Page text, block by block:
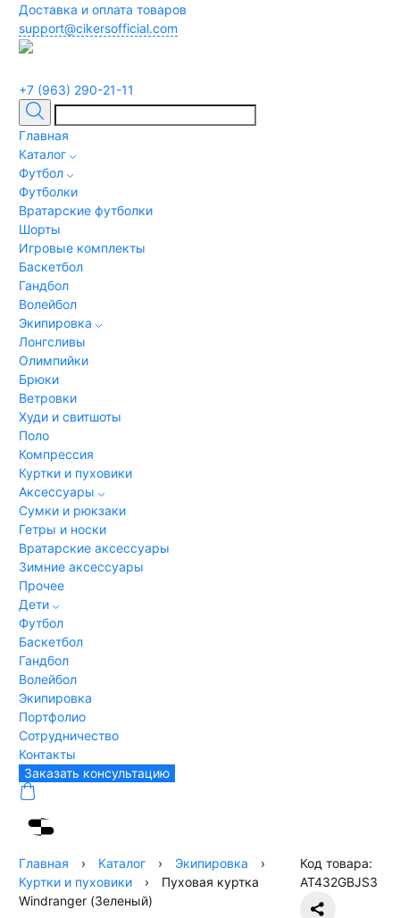
Доставка и оплата товаров
support@cikersofficial.com
+7 (963) 290-21-11
Главная
Каталог
Футбол
Футболки
Вратарские футболки
Шорты
Игровые комплекты
Баскетбол
Гандбол
Волейбол
Экипировка
Лонгсливы
Олимпийки
Брюки
Ветровки
Худи и свитшоты
Поло
Компрессия
Куртки и пуховики
Аксессуары
Сумки и рюкзаки
Гетры и носки
Вратарские аксессуары
Зимние аксессуары
Прочее
Дети
Футбол
Баскетбол
Гандбол
Волейбол
Экипировка
Портфолио
Сотрудничество
Контакты
Заказать консультацию
Главная › Каталог › Экипировка
›
Куртки и пуховики
›
Пуховая куртка
Windranger (Зеленый)
Код товара:
AT432GBJS3